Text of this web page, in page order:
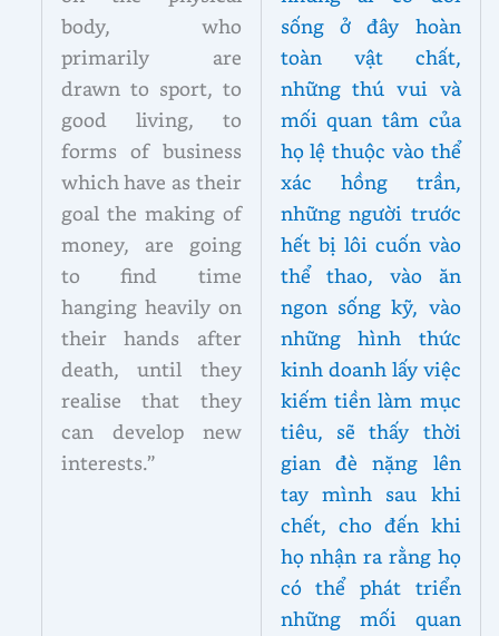
body, who
primarily are
drawn to sport, to
good living, to
forms of business
which have as their
goal the making of
money, are going
to find time
hanging heavily on
their hands after
death, until they
realise that they
can develop new
interests.”
sống ở đây hoàn
toàn vật chất,
những thú vui và
mối quan tâm của
họ lệ thuộc vào thể
xác hồng trần,
những người trước
hết bị lôi cuốn vào
thể thao, vào ăn
ngon sống kỹ, vào
những hình thức
kinh doanh lấy việc
kiếm tiền làm mục
tiêu, sẽ thấy thời
gian đè nặng lên
tay mình sau khi
chết, cho đến khi
họ nhận ra rằng họ
có thể phát triển
những mối quan